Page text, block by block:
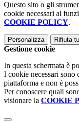
Questo sito o gli
cookie necessari al
COOKIE POLICY.
Personalizza Rifiuta
Gestione cookie
In questa schermata è
I cookie necessari
piattaforma e non è
Per conoscere quali
visionare la COOKIE